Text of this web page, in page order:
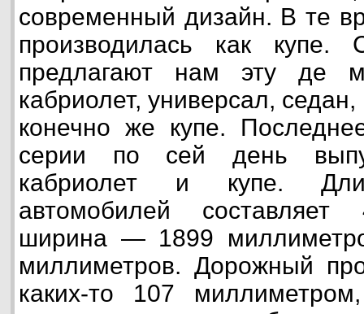
современный дизайн. В те
производилась как
предлагают нам эту де
кабриолет, универсал,
конечно же купе.
серии по сей день
кабриолет и купе.
автомобилей
ширина — 1899
миллиметров. Дорожный
каких-то 107